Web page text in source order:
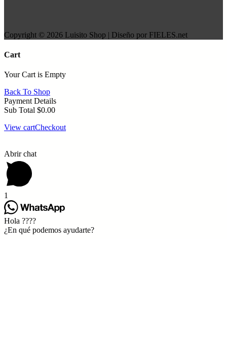
Copyright © 2026 Luisito Shop | Diseño por FIELES.net
Cart
Your Cart is Empty
Back To Shop
Payment Details
Sub Total $0.00
View cartCheckout
Abrir chat
1
Hola ????
¿En qué podemos ayudarte?